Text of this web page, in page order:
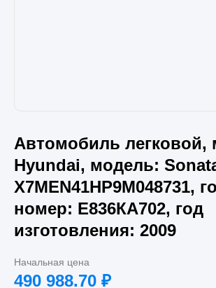
Автомобиль легковой,
Hyundai, модель:
X7MEN41HP9M048731,
номер: Е836КА702, год
изготовления: 2009
Начальная цена
490 988.70 ₽